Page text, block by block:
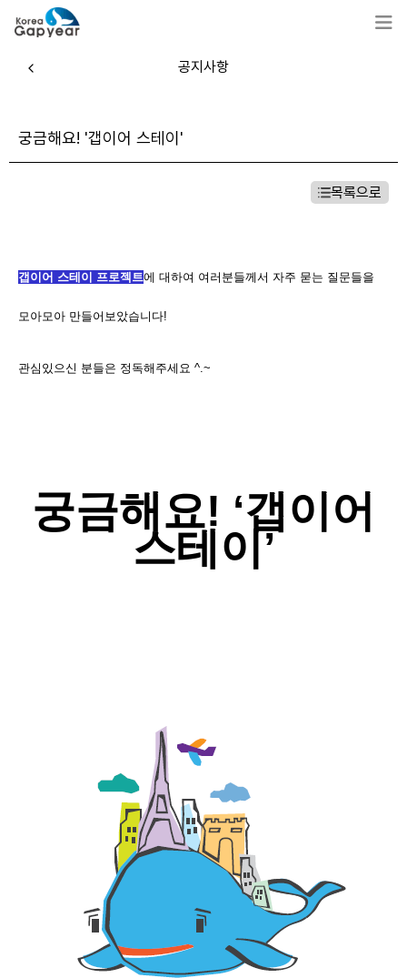
공지사항
궁금해요! '갭이어 스테이'
목록으로
갭이어 스테이 프로젝트에 대하여 여러분들께서 자주 묻는 질문들을
모아모아 만들어보았습니다!
관심있으신 분들은 정독해주세요 ^.~
궁금해요! ‘갭이어
스테이’